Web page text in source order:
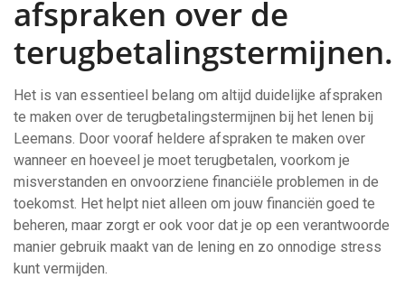
afspraken over de
terugbetalingstermijnen.
Het is van essentieel belang om altijd duidelijke afspraken
te maken over de terugbetalingstermijnen bij het lenen bij
Leemans. Door vooraf heldere afspraken te maken over
wanneer en hoeveel je moet terugbetalen, voorkom je
misverstanden en onvoorziene financiële problemen in de
toekomst. Het helpt niet alleen om jouw financiën goed te
beheren, maar zorgt er ook voor dat je op een verantwoorde
manier gebruik maakt van de lening en zo onnodige stress
kunt vermijden.